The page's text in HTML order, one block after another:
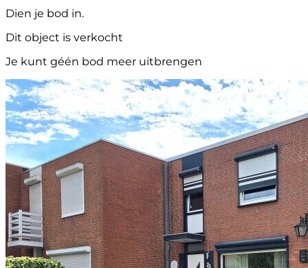
Dien je bod in.
Dit object is verkocht
Je kunt géén bod meer uitbrengen